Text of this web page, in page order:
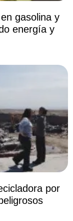
gasolina y
energía y
por